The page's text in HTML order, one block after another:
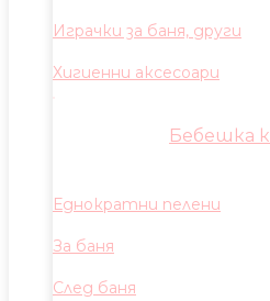
Играчки за баня, други
Хигиенни аксесоари
Бебешка
Еднократни пелени
За баня
След баня